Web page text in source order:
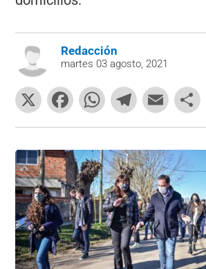
Redacción
martes 03 agosto, 2021
X
F
a
c
e
b
o
o
k
W
h
at
s
A
p
p
T
el
e
gr
a
m
E
m
ai
l